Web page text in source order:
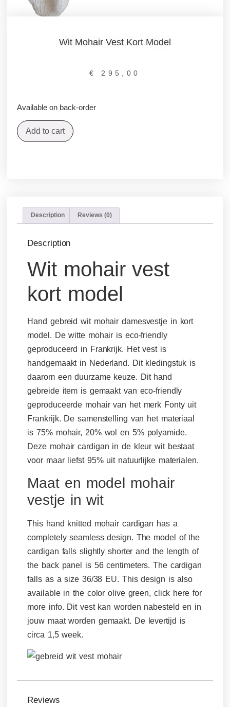
Wit Mohair Vest Kort Model
€ 295,00
Available on back-order
Add to cart
Description Reviews (0)
Description
Wit mohair vest
kort model
Hand gebreid wit mohair damesvestje in kort
model. De witte mohair is eco-friendly
geproduceerd in Frankrijk. Het vest is
handgemaakt in Nederland. Dit kledingstuk is
daarom een duurzame keuze. Dit hand
gebreide item is gemaakt van eco-friendly
geproduceerde mohair van het merk Fonty uit
Frankrijk. De samenstelling van het materiaal
is 75% mohair, 20% wol en 5% polyamide.
Deze mohair cardigan in de kleur wit bestaat
voor maar liefst 95% uit natuurlijke materialen.
Maat en model mohair
vestje in wit
This hand knitted mohair cardigan has a
completely seamless design. The model of the
cardigan falls slightly shorter and the length of
the back panel is 56 centimeters. The cardigan
falls as a size 36/38 EU. This design is also
available in the color olive green, click here for
more info. Dit vest kan worden nabesteld en in
jouw maat worden gemaakt. De levertijd is
circa 1,5 week.
Reviews